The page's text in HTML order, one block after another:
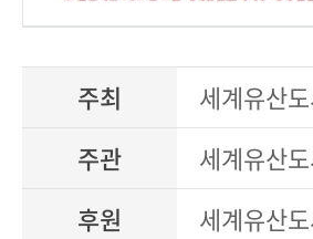
주최
세계유산
주관
세계유산
후원
세계유산